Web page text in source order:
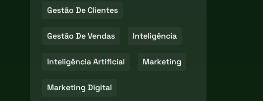
Gestão De Clientes
Gestão De Vendas Inteligência
Inteligência Artificial Marketing
Marketing Digital